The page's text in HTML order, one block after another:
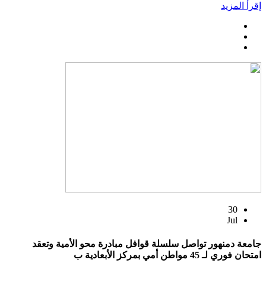
إقرأ المزيد
30
Jul
جامعة دمنهور تواصل سلسلة قوافل مبادرة محو الأمية وتعقد
امتحان فوري لـ 45 مواطن أمي بمركز الأبعادية ب